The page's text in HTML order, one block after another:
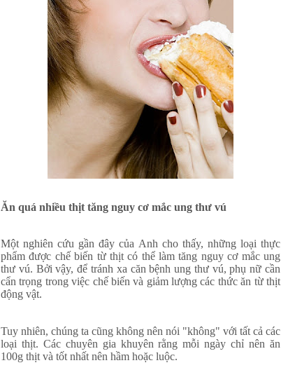
Ăn quá nhiều thịt tăng nguy cơ mắc ung thư vú
Một nghiên cứu gần đây của Anh cho thấy, những loại thực
phẩm được chế biến từ thịt có thể làm tăng nguy cơ mắc ung
thư vú. Bởi vậy, để tránh xa căn bệnh ung thư vú, phụ nữ cần
cẩn trọng trong việc chế biến và giảm lượng các thức ăn từ thịt
động vật.
Tuy nhiên, chúng ta cũng không nên nói "không" với tất cả các
loại thịt. Các chuyên gia khuyên rằng mỗi ngày chỉ nên ăn
100g thịt và tốt nhất nên hầm hoặc luộc.